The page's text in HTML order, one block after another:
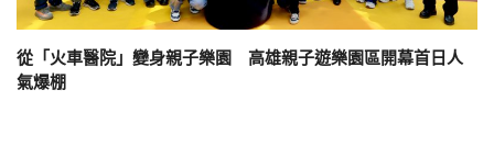
從「火車醫院」變身親子樂園 高雄親子遊樂園區開幕首日人
氣爆棚